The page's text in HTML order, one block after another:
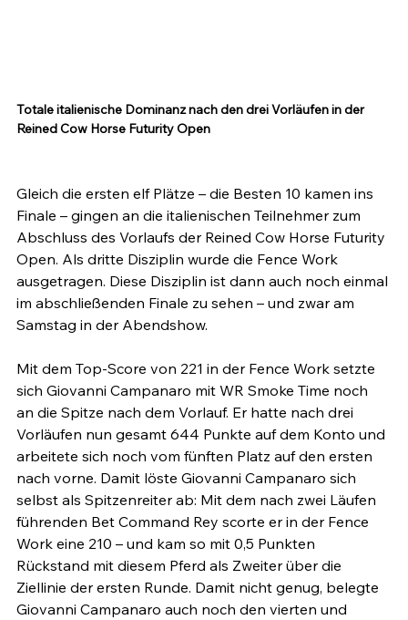
Totale italienische Dominanz nach den drei Vorläufen in der
Reined Cow Horse Futurity Open
Gleich die ersten elf Plätze – die Besten 10 kamen ins
Finale – gingen an die italienischen Teilnehmer zum
Abschluss des Vorlaufs der Reined Cow Horse Futurity
Open. Als dritte Disziplin wurde die Fence Work
ausgetragen. Diese Disziplin ist dann auch noch einmal
im abschließenden Finale zu sehen – und zwar am
Samstag in der Abendshow.
Mit dem Top-Score von 221 in der Fence Work setzte
sich Giovanni Campanaro mit WR Smoke Time noch
an die Spitze nach dem Vorlauf. Er hatte nach drei
Vorläufen nun gesamt 644 Punkte auf dem Konto und
arbeitete sich noch vom fünften Platz auf den ersten
nach vorne. Damit löste Giovanni Campanaro sich
selbst als Spitzenreiter ab: Mit dem nach zwei Läufen
führenden Bet Command Rey scorte er in der Fence
Work eine 210 – und kam so mit 0,5 Punkten
Rückstand mit diesem Pferd als Zweiter über die
Ziellinie der ersten Runde. Damit nicht genug, belegte
Giovanni Campanaro auch noch den vierten und